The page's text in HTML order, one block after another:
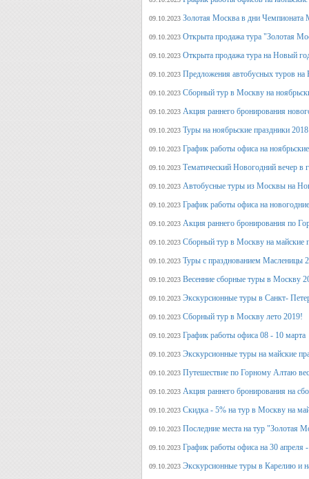
09.10.2023 Золотая Москва в дни Чемпионата
09.10.2023 Открыта продажа тура "Золотая
09.10.2023 Открыта продажа тура на Новый
09.10.2023 Предложения автобусных туров
09.10.2023 Сборный тур в Москву на
09.10.2023 Акция раннего бронирования
09.10.2023 Туры на ноябрьские праздники 2018
09.10.2023 График работы офиса на
09.10.2023 Тематический Новогодний вечер
09.10.2023 Автобусные туры из Москвы на
09.10.2023 График работы офиса на
09.10.2023 Акция раннего бронирования по
09.10.2023 Сборный тур в Москву на майские
09.10.2023 Туры с празднованием Масленицы
09.10.2023 Весенние сборные туры в Москву
09.10.2023 Экскурсионные туры в Санкт-
09.10.2023 Сборный тур в Москву лето 2019!
09.10.2023 График работы офиса 08 - 10 марта
09.10.2023 Экскурсионные туры на майские
09.10.2023 Путешествие по Горному Алтаю
09.10.2023 Акция раннего бронирования на
09.10.2023 Скидка - 5% на тур в Москву на
09.10.2023 Последние места на тур "Золотая
09.10.2023 График работы офиса на 30 апреля
09.10.2023 Экскурсионные туры в Карелию и